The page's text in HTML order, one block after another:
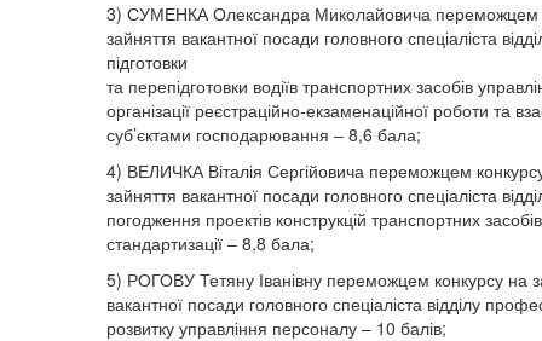
3) СУМЕНКА Олександра Миколайовича переможцем
зайняття вакантної посади головного спеціаліста
підготовки
та перепідготовки водіїв транспортних засобів
організації реєстраційно-екзаменаційної роботи та
суб’єктами господарювання – 8,6 бала;
4) ВЕЛИЧКА Віталія Сергійовича переможцем
зайняття вакантної посади головного спеціаліста
погодження проектів конструкцій транспортних
стандартизації – 8,8 бала;
5) РОГОВУ Тетяну Іванівну переможцем конкурсу на
вакантної посади головного спеціаліста відділу
розвитку управління персоналу – 10 балів;